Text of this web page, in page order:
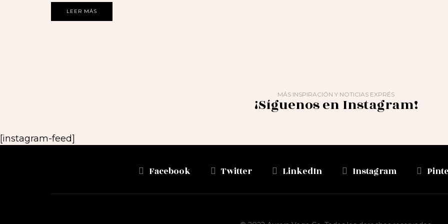
LEER MÁS
MÁS INSPIRACIÓN Y NOTICIAS EXPRÉS
¡Síguenos en Instagram!
[instagram-feed]
Facebook Twitter LinkedIn Instagram